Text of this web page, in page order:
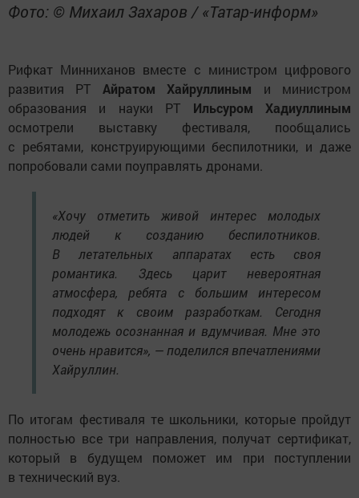
Фото: © Михаил Захаров / «Татар-информ»
Рифкат Минниханов вместе с министром цифрового
развития РТ Айратом Хайруллиным и министром
образования и науки РТ Ильсуром Хадиуллиным
осмотрели выставку фестиваля, пообщались
с ребятами, конструирующими беспилотники, и даже
попробовали сами поуправлять дронами.
«Хочу отметить живой интерес молодых
людей к созданию беспилотников.
В летательных аппаратах есть своя
романтика. Здесь царит невероятная
атмосфера, ребята с большим интересом
подходят к своим разработкам. Сегодня
молодежь осознанная и вдумчивая. Мне это
очень нравится», — поделился впечатлениями
Хайруллин.
По итогам фестиваля те школьники, которые пройдут
полностью все три направления, получат сертификат,
который в будущем поможет им при поступлении
в технический вуз.